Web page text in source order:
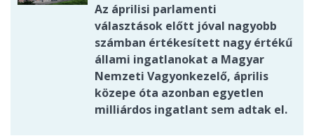
Az áprilisi parlamenti
választások előtt jóval nagyobb
számban értékesített nagy értékű
állami ingatlanokat a Magyar
Nemzeti Vagyonkezelő, április
közepe óta azonban egyetlen
milliárdos ingatlant sem adtak el.